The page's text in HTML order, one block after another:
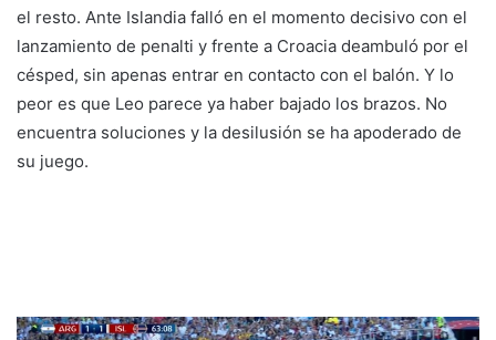
el resto. Ante Islandia falló en el momento decisivo con el
lanzamiento de penalti y frente a Croacia deambuló por el
césped, sin apenas entrar en contacto con el balón. Y lo
peor es que Leo parece ya haber bajado los brazos. No
encuentra soluciones y la desilusión se ha apoderado de
su juego.